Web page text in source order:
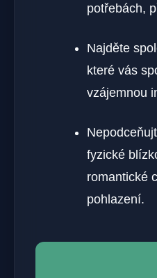
potřebách,
Najděte
které vás
vzájemnou
fyzické
romantické
pohlazení.